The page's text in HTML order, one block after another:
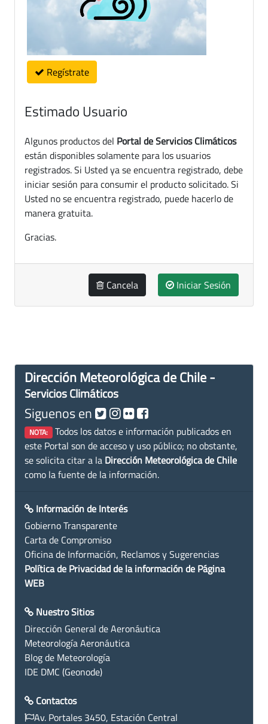
Regístrate
Estimado Usuario
Algunos productos del Portal de Servicios Climáticos
están disponibles solamente para los usuarios
registrados. Si Usted ya se encuentra registrado, debe
iniciar sesión para consumir el producto solicitado. Si
Usted no se encuentra registrado, puede hacerlo de
manera gratuita.
Gracias.
Cancela Iniciar Sesión
Dirección Meteorológica de Chile -
Servicios Climáticos
Siguenos en
NOTA: Todos los datos e información publicados en
este Portal son de acceso y uso público; no obstante,
se solicita citar a la Dirección Meteorológica de Chile
como la fuente de la información.
Información de Interés
Gobierno Transparente
Carta de Compromiso
Oficina de Información, Reclamos y Sugerencias
Política de Privacidad de la información de Página
WEB
Nuestro Sitios
Dirección General de Aeronáutica
Meteorología Aeronáutica
Blog de Meteorología
IDE DMC (Geonode)
Contactos
Av. Portales 3450, Estación Central